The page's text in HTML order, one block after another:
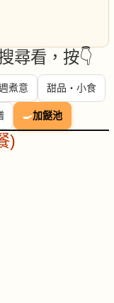
尋看，按👇
煮意 甜品・小食
🍳加餸池
)